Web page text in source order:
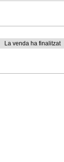
La venda ha finalitzat